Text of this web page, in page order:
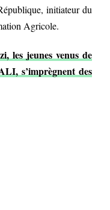
initiateur du
Agricole.
les jeunes venus de
s’imprègnent des